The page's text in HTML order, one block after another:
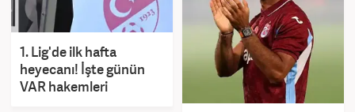
1. Lig'de ilk hafta
heyecanı! İşte günün
VAR hakemleri